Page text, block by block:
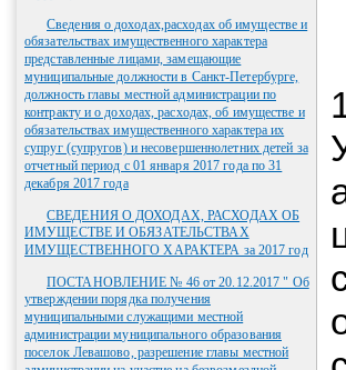
Сведения о доходах,расходах об имуществе и
обязательствах имущественного характера
представленные лицами, замещающие
муниципальные должности в Санкт-Петербурге,
должность главы местной администрации по
контракту и о доходах, расходах, об имуществе и
обязательствах имущественного характера их
супруг (супругов) и несовершеннолетних детей за
отчетный период с 01 января 2017 года по 31
декабря 2017 года
СВЕДЕНИЯ О ДОХОДАХ, РАСХОДАХ ОБ
ИМУЩЕСТВЕ И ОБЯЗАТЕЛЬСТВАХ
ИМУЩЕСТВЕННОГО ХАРАКТЕРА за 2017 год
ПОСТАНОВЛЕНИЕ № 46 от 20.12.2017 " Об
утверждении порядка получения
муниципальными служащими местной
администрации муниципального образования
поселок Левашово, разрешение главы местной